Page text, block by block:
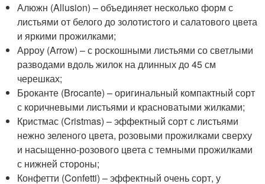
Алюжн (Allusion) – объединяет несколько форм с
листьями от белого до золотистого и салатового цвета
и яркими прожилками;
Арроу (Arrow) – с роскошными листьями со светлыми
разводами вдоль жилок на длинных до 45 см
черешках;
Броканте (Brocante) – оригинальный компактный сорт
с коричневыми листьями и красноватыми жилками;
Кристмас (Cristmas) – эффектный сорт с листьями
нежно зеленого цвета, розовыми прожилками сверху
и насыщенно-розового цвета с темными прожилками
с нижней стороны;
Конфетти (Confetti) – эффектный очень сорт, у